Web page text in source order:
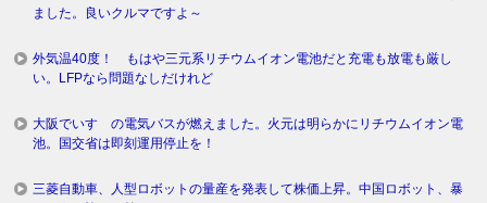
ました。良いクルマですよ～
外気温40度！ もはや三元系リチウムイオン電池だと充電も放電も厳し
い。LFPなら問題なしだけれど
大阪でいすゞの電気バスが燃えました。火元は明らかにリチウムイオン電
池。国交省は即刻運用停止を！
三菱自動車、人型ロボットの量産を発表して株価上昇。中国ロボット、暴